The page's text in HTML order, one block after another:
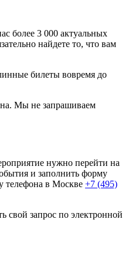
более 3 000 актуальных
найдете то, что вам
билеты вовремя до
Мы не запрашиваем
нужно перейти на
и заполнить форму
телефона в Москве +7 (495)
свой запрос по электронной